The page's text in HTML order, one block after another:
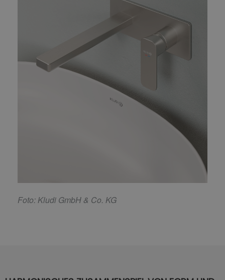
Foto: Kludi GmbH & Co. KG